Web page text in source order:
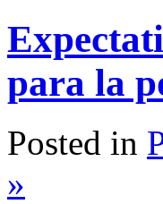
para la
Posted in
»